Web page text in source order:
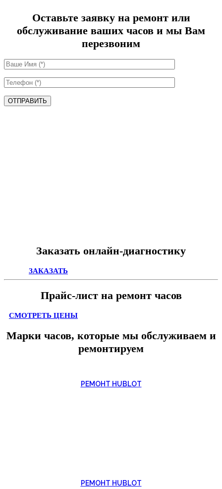
Оставьте заявку на ремонт или
обслуживание ваших часов и мы Вам
перезвоним
ОТПРАВИТЬ
Заказать онлайн-диагностику
ЗАКАЗАТЬ
Прайс-лист на ремонт часов
СМОТРЕТЬ ЦЕНЫ
Марки часов, которые мы обслуживаем и
ремонтируем
РЕМОНТ HUBLOT
РЕМОНТ HUBLOT